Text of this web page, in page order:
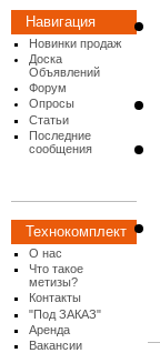
Навигация
Новинки продаж
Доска
Объявлений
Форум
Опросы
Статьи
Последние
сообщения
Технокомплект
О нас
Что такое
метизы?
Контакты
"Под ЗАКАЗ"
Аренда
Вакансии